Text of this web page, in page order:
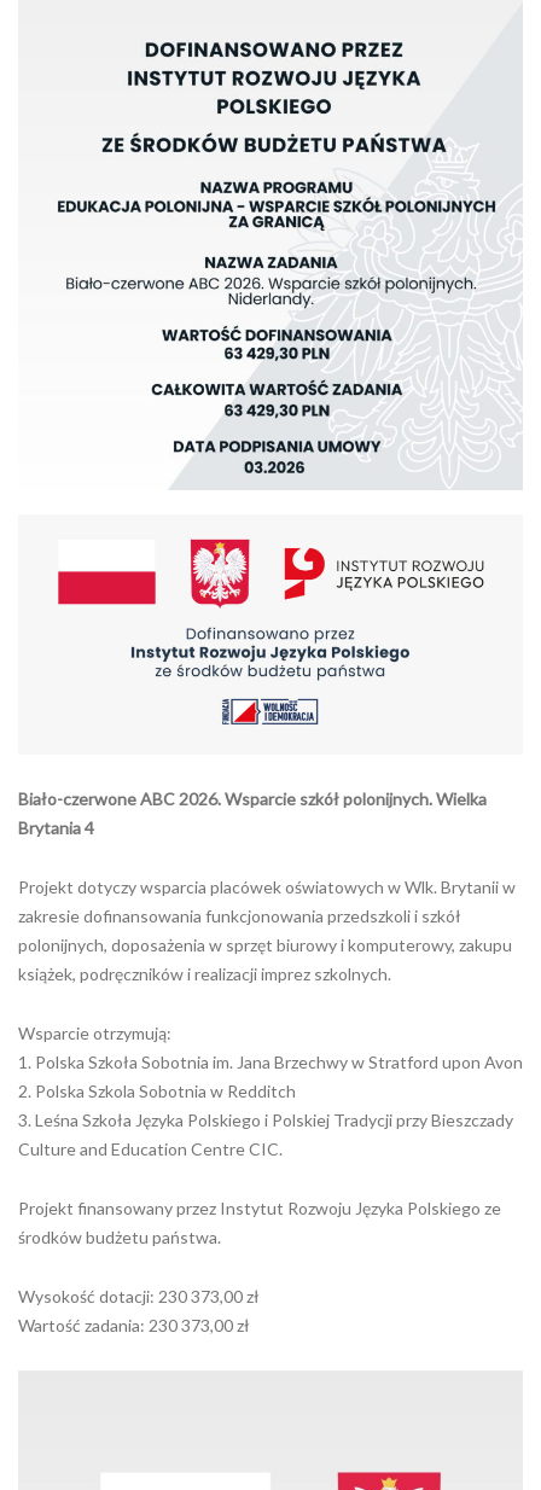
Biało-czerwone ABC 2026. Wsparcie szkół polonijnych. Wielka
Brytania 4
Projekt dotyczy wsparcia placówek oświatowych w Wlk. Brytanii w
zakresie dofinansowania funkcjonowania przedszkoli i szkół
polonijnych, doposażenia w sprzęt biurowy i komputerowy, zakupu
książek, podręczników i realizacji imprez szkolnych.
Wsparcie otrzymują:
1. Polska Szkoła Sobotnia im. Jana Brzechwy w Stratford upon Avon
2. Polska Szkola Sobotnia w Redditch
3. Leśna Szkoła Języka Polskiego i Polskiej Tradycji przy Bieszczady
Culture and Education Centre CIC.
Projekt finansowany przez Instytut Rozwoju Języka Polskiego ze
środków budżetu państwa.
Wysokość dotacji: 230 373,00 zł
Wartość zadania: 230 373,00 zł